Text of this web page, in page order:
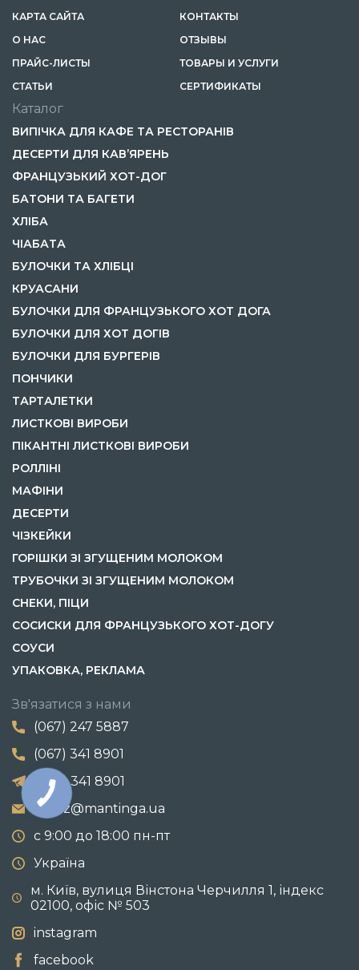
КАРТА САЙТА
КОНТАКТЫ
О НАС
ОТЗЫВЫ
ПРАЙС-ЛИСТЫ
ТОВАРЫ И УСЛУГИ
CТАТЬИ
СЕРТИФИКАТЫ
Каталог
ВИПІЧКА ДЛЯ КАФЕ ТА РЕСТОРАНІВ
ДЕСЕРТИ ДЛЯ КАВ’ЯРЕНЬ
ФРАНЦУЗЬКИЙ ХОТ-ДОГ
БАТОНИ ТА БАГЕТИ
ХЛІБА
ЧІАБАТА
БУЛОЧКИ ТА ХЛІБЦІ
КРУАСАНИ
БУЛОЧКИ ДЛЯ ФРАНЦУЗЬКОГО ХОТ ДОГА
БУЛОЧКИ ДЛЯ ХОТ ДОГІВ
БУЛОЧКИ ДЛЯ БУРГЕРІВ
ПОНЧИКИ
ТАРТАЛЕТКИ
ЛИСТКОВІ ВИРОБИ
ПІКАНТНІ ЛИСТКОВІ ВИРОБИ
РОЛЛІНІ
МАФІНИ
ДЕСЕРТИ
ЧІЗКЕЙКИ
ГОРІШКИ ЗІ ЗГУЩЕНИМ МОЛОКОМ
ТРУБОЧКИ ЗІ ЗГУЩЕНИМ МОЛОКОМ
СНЕКИ, ПІЦИ
СОСИСКИ ДЛЯ ФРАНЦУЗЬКОГО ХОТ-ДОГУ
СОУСИ
УПАКОВКА, РЕКЛАМА
Зв'язатися з нами
(067) 247 5887
(067) 341 8901
(067) 341 8901
zakaz@mantinga.ua
с 9:00 до 18:00 пн-пт
Україна
м. Київ, вулиця Вінстона Черчилля 1, індекс
02100, офіс № 503
instagram
facebook